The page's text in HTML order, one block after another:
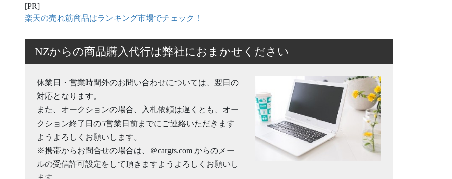
[PR]
楽天の売れ筋商品はランキング市場でチェック！
NZからの商品購入代行は弊社におまかせください
休業日・営業時間外のお問い合わせについては、翌日の
対応となります。
また、オークションの場合、入札依頼は遅くとも、オー
クション終了日の5営業日前までにご連絡いただきます
ようよろしくお願いします。
※携帯からお問合せの場合は、＠cargts.com からのメー
ルの受信許可設定をして頂きますようよろしくお願いし